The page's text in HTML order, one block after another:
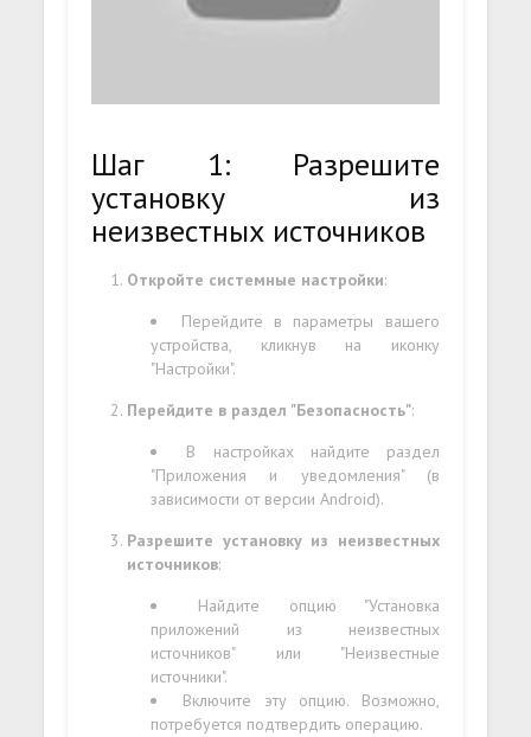
Шаг 1: Разрешите
установку из
неизвестных источников
Откройте системные настройки:
Перейдите в параметры вашего
устройства, кликнув на иконку
"Настройки".
Перейдите в раздел "Безопасность":
В настройках найдите раздел
"Приложения и уведомления" (в
зависимости от версии Android).
Разрешите установку из неизвестных
источников:
Найдите опцию "Установка
приложений из неизвестных
источников" или "Неизвестные
источники".
Включите эту опцию. Возможно,
потребуется подтвердить операцию.